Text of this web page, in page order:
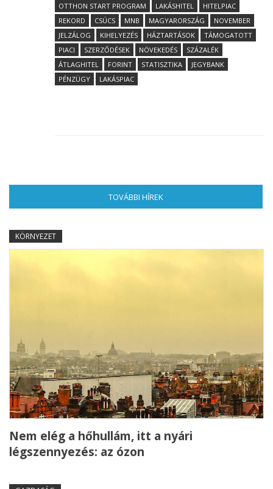
OTTHON START PROGRAM LAKÁSHITEL
HITELPIAC
REKORD
CSÚCS MNB MAGYARORSZÁG
NOVEMBER
JELZÁLOG
KIHELYEZÉS HÁZTARTÁSOK
TÁMOGATOTT
PIACI
SZERZŐDÉSEK NÖVEKEDÉS
SZÁZALÉK
ÁTLAGHITEL
FORINT STATISZTIKA
JEGYBANK
PÉNZÜGY
LAKÁSPIAC
TOVÁBBI HÍREK
KÖRNYEZET
Nem elég a hőhullám, itt a nyári
légszennyezés: az ózon